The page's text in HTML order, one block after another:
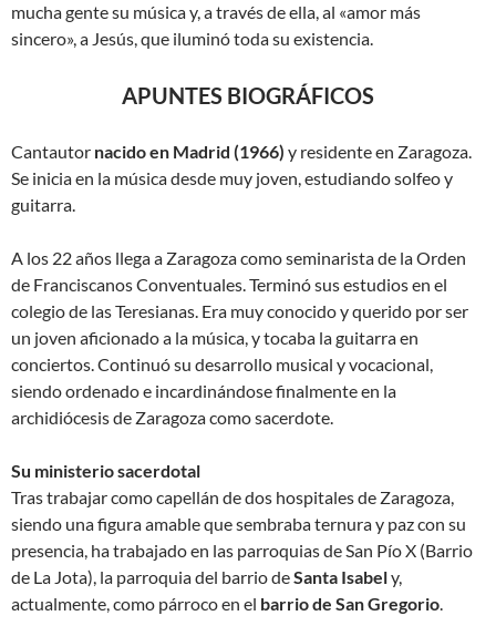
mucha gente su música y, a través de ella, al «amor más
sincero», a Jesús, que iluminó toda su existencia.
APUNTES BIOGRÁFICOS
Cantautor nacido en Madrid (1966) y residente en Zaragoza.
Se inicia en la música desde muy joven, estudiando solfeo y
guitarra.
A los 22 años llega a Zaragoza como seminarista de la Orden
de Franciscanos Conventuales. Terminó sus estudios en el
colegio de las Teresianas. Era muy conocido y querido por ser
un joven aficionado a la música, y tocaba la guitarra en
conciertos. Continuó su desarrollo musical y vocacional,
siendo ordenado e incardinándose finalmente en la
archidiócesis de Zaragoza como sacerdote.
Su ministerio sacerdotal
Tras trabajar como capellán de dos hospitales de Zaragoza,
siendo una figura amable que sembraba ternura y paz con su
presencia, ha trabajado en las parroquias de San Pío X (Barrio
de La Jota), la parroquia del barrio deSanta Isabely,
actualmente, como párroco en el barrio de San Gregorio.